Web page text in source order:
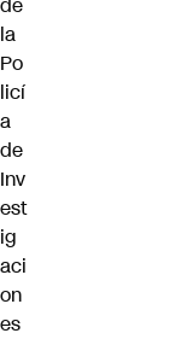
de
la
Po
licí
a
de
Inv
est
ig
aci
on
es